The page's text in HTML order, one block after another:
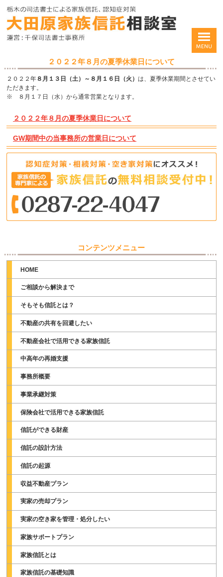
２０２２年８月の夏季休業日について
２０２２年８月１３日（土）～８月１６日（火）は、夏季休業期間とさせてい
ただきます。
※ ８月１７日（水）から通常営業となります。
２０２２年８月の夏季休業日について
GW期間中の当事務所の営業日について
コンテンツメニュー
HOME
ご相談から解決まで
そもそも信託とは？
不動産の共有を回避したい
不動産会社で活用できる家族信託
中高年の再婚支援
事務所概要
事業承継対策
保険会社で活用できる家族信託
信託ができる財産
信託の設計方法
信託の起源
収益不動産プラン
実家の売却プラン
実家の空き家を管理・処分したい
家族サポートプラン
家族信託とは
家族信託の基礎知識